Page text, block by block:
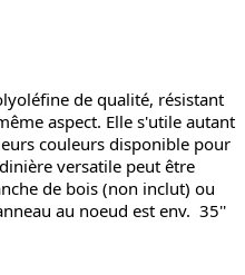
de qualité, résistant
aspect. Elle s'utile autant
couleurs disponible pour
versatile peut être
de bois (non inclut) ou
au noeud est env. 35''